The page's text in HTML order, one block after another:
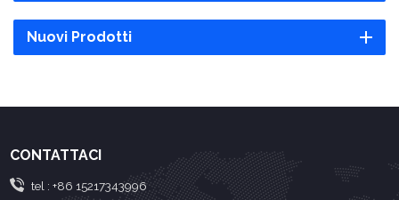
Nuovi Prodotti
CONTATTACI
tel : +86 15217343996